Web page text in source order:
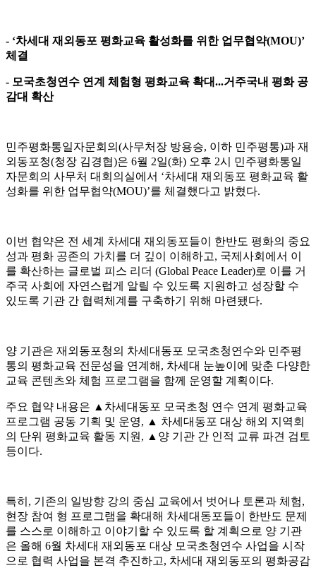
- ‘차세대 재외동포 평화교육 활성화를 위한 업무협약(MOU)’
체결
- 모국초청연수 연계 체험형 평화교육 확대...거주국내 평화 공
감대 확산
민주평화통일자문회의 (사무처장 방용승, 이하 민주평통)과 재
외동포청(청장 김경협)은 6월 2일(화) 오후 2시 민주평화통일
자문회의 사무처 대회의실에서 ‘차세대 재외동포 평화교육 활
성화를 위한 업무협약(MOU)’를 체결했다고 밝혔다.
이번 협약은 전 세계 차세대 재외동포들이 한반도 평화의 중요
성과 평화 공존의 가치를 더 깊이 이해하고, 국제사회에서 이
를 확산하는 글로벌 피스 리더 (Global Peace Leader)로 이를 거
주국 사회에 자연스럽게 알릴 수 있도록 지원하고 성장할 수
있도록 기관 간 협력체계를 구축하기 위해 마련됐다.
양 기관은 재외동포청의 차세대동포 모국초청연수와 민주평
통의 평화교육 전문성을 연계해 , 차세대 눈높이에 맞춘 다양한
교육 콘텐츠와 체험 프로그램을 함께 운영할 계획이다.
주요 협약 내용은 ▲ 차세대동포 모국초청 연수 연계 평화교육
프로그램 공동 기획 및 운영, ▲ 차세대동포 대상 해외 지역회
의 단위 평화교육 활동 지원 , ▲ 양 기관 간 인적 교류 파견 검토
등이다.
특히 , 기존의 일방향 강의 중심 교육에서 벗어나 토론과 체험,
현장 참여 형 프로그램을 확대해 차세대동포들이 한반도 문제
를 스스로 이해하고 이야기할 수 있도록 할 계획으로 양 기관
은 올해 6월 차세대 재외동포 대상 모국초청연수 사업을 시작
으로 협력 사업을 본격 추진하고, 차세대 재외동포의 평화공감